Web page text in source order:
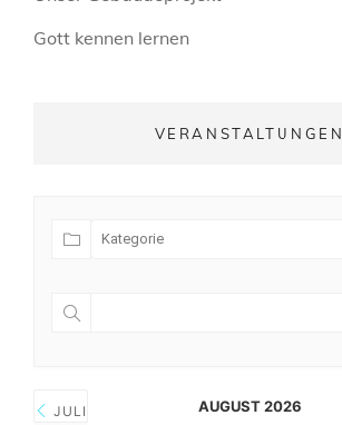
Gott kennen lernen
VERANSTALTUNGEN
JULI AUGUST 2026